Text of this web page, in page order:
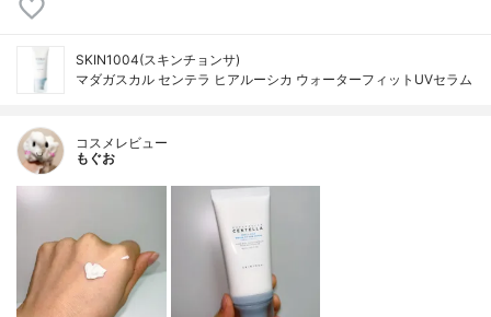
SKIN1004(スキンチョンサ)
マダガスカル センテラ ヒアルーシカ ウォーターフィットUVセラム
コスメレビュー
もぐお